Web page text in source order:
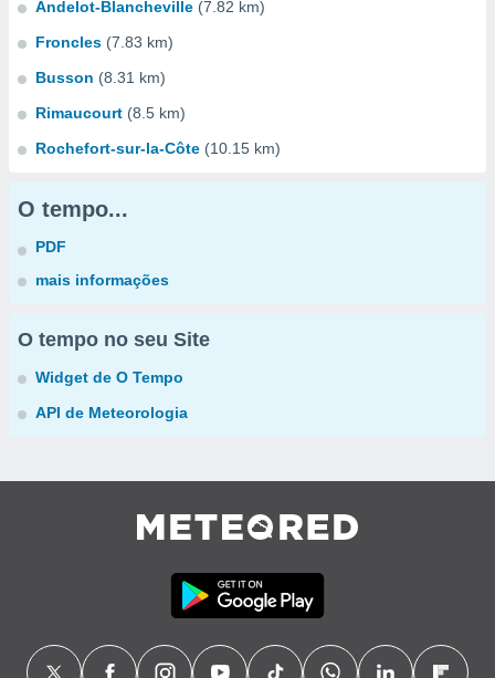
Andelot-Blancheville (7.82 km)
Froncles (7.83 km)
Busson (8.31 km)
Rimaucourt (8.5 km)
Rochefort-sur-la-Côte (10.15 km)
O tempo...
PDF
mais informações
O tempo no seu Site
Widget de O Tempo
API de Meteorologia